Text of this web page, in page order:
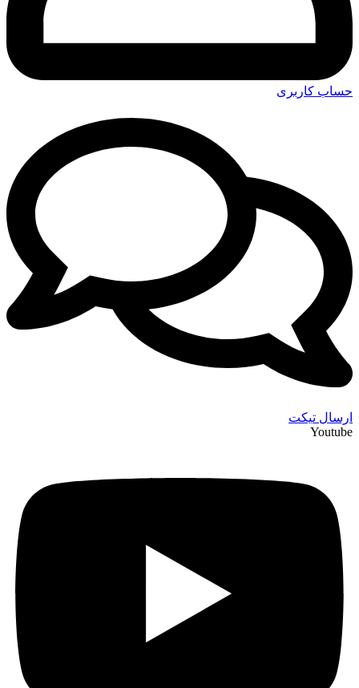
حساب کاربری
ارسال تیکت
Youtube